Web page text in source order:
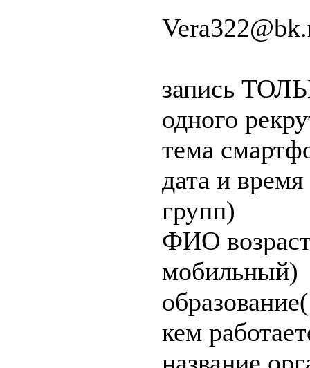
запись
одного
тема
дата и
групп)
ФИО
мобильный)
кем